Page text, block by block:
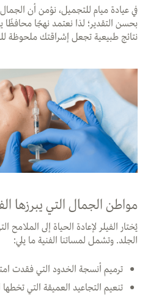
في عيادة ميام للتجميل، نؤمن أن
بحسن التقدير؛ لذا نعتمد نهجًا محافظًا
نتائج طبيعية تجعل إشراقتك ملحوظة
مواطن الجمال التي يبرزها
يُختار الفيلر لإعادة الحياة إلى
الجلد. وتشمل لمساتنا الفنية ما يلي:
ترميم أنسجة الخدود التي فقدت
تنعيم التجاعيد العميقة التي تخطها